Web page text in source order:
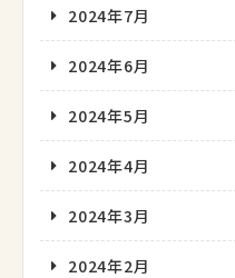
2024年7月
2024年6月
2024年5月
2024年4月
2024年3月
2024年2月